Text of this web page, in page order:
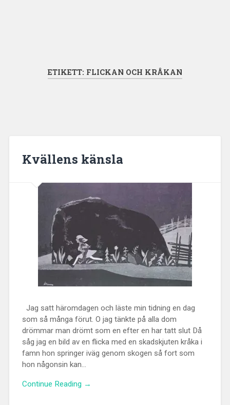
ETIKETT: FLICKAN OCH KRÅKAN
Kvällens känsla
Jag satt häromdagen och läste min tidning en dag
som så många förut. O jag tänkte på alla dom
drömmar man drömt som en efter en har tatt slut Då
såg jag en bild av en flicka med en skadskjuten kråka i
famn hon springer iväg genom skogen så fort som
hon någonsin kan...
Continue Reading →